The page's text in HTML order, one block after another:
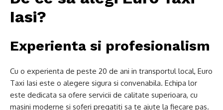
Iasi?
Experienta si profesionalism
Cu o experienta de peste 20 de ani in transportul local, Euro
Taxi Iasi este o alegere sigura si convenabila. Echipa lor
este dedicata sa ofere servicii de calitate superioara, cu
masini moderne si soferi pregatiti sa te ajute la fiecare pas.